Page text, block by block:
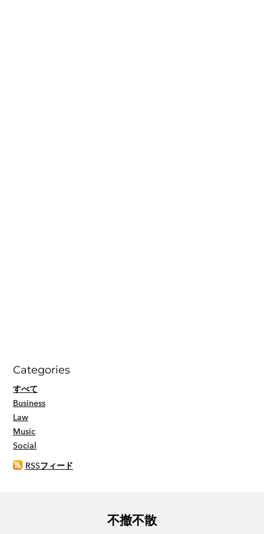
Categories
すべて
Business
Law
Music
Social
RSSフィード
不撤不散